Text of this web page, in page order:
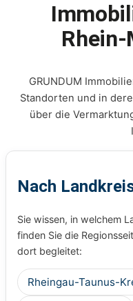
GRUNDUM
Standorten und in
über die
Nach
Sie wissen, in welchem
finden Sie die
dort begleitet:
Rheingau-Taunus-